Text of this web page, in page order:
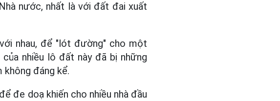
nước, nhất là với đất đai xuất
nhau, để "lót đường" cho một
nhiều lô đất này đã bị những
không đáng kể.
đe doạ khiến cho nhiều nhà đầu